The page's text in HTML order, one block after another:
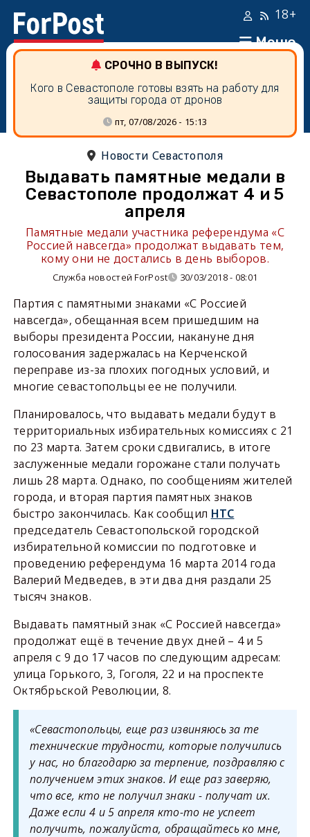
Меню
18+
СРОЧНО В ВЫПУСК!
Кого в Севастополе готовы взять на работу для
защиты города от дронов
пт, 07/08/2026 - 15:13
Новости Севастополя
Выдавать памятные медали в
Севастополе продолжат 4 и 5
апреля
Памятные медали участника референдума «С
Россией навсегда» продолжат выдавать тем,
кому они не достались в день выборов.
Служба новостей ForPost 30/03/2018 - 08:01
Партия с памятными знаками «С Россией
навсегда», обещанная всем пришедшим на
выборы президента России, накануне дня
голосования задержалась на Керченской
переправе из-за плохих погодных условий, и
многие севастопольцы ее не получили.
Планировалось, что выдавать медали будут в
территориальных избирательных комиссиях с 21
по 23 марта. Затем сроки сдвигались, в итоге
заслуженные медали горожане стали получать
лишь 28 марта. Однако, по сообщениям жителей
города, и вторая партия памятных знаков
быстро закончилась. Как сообщил НТС
председатель Севастопольской городской
избирательной комиссии по подготовке и
проведению референдума 16 марта 2014 года
Валерий Медведев, в эти два дня раздали 25
тысяч знаков.
Выдавать памятный знак «С Россией навсегда»
продолжат ещё в течение двух дней – 4 и 5
апреля с 9 до 17 часов по следующим адресам:
улица Горького, 3, Гоголя, 22 и на проспекте
Октябрьской Революции, 8.
«Севастопольцы, еще раз извиняюсь за те
технические трудности, которые получились
у нас, но благодарю за терпение, поздравляю с
получением этих знаков. И еще раз заверяю,
что все, кто не получил знаки - получат их.
Даже если 4 и 5 апреля кто-то не успеет
получить, пожалуйста, обращайтесь ко мне,